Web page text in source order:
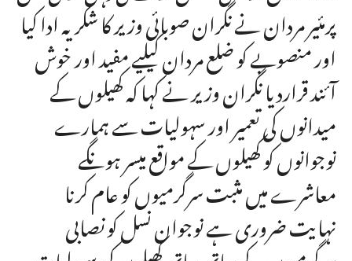
پرمئیر مردان نے نگران صوبائی وزیر کا شکریہ ادا کیا
اور منصوبے کو ضلع مردان کیلیے مفید اور خوش
آئند قراردیا نگران وزیر نے کہا کہ کھیلوں کے
میدانوں کی تعمیر اور سہولیات سے ہمارے
نوجوانوں کو کھیلوں کے مواقع میسر ہونگے
معاشرے میں مثبت سرگرمیوں کو عام کرنا
نہایت ضروری ہے نوجوان نسل کو نصابی